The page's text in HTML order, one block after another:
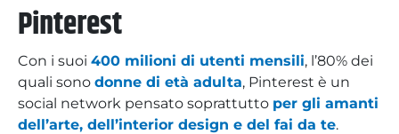
Pinterest
Con i suoi 400 milioni di utenti mensili, l’80% dei
quali sono donne di età adulta, Pinterest è un
social network pensato soprattutto per gli amanti
dell’arte, dell’interior design e del fai da te.